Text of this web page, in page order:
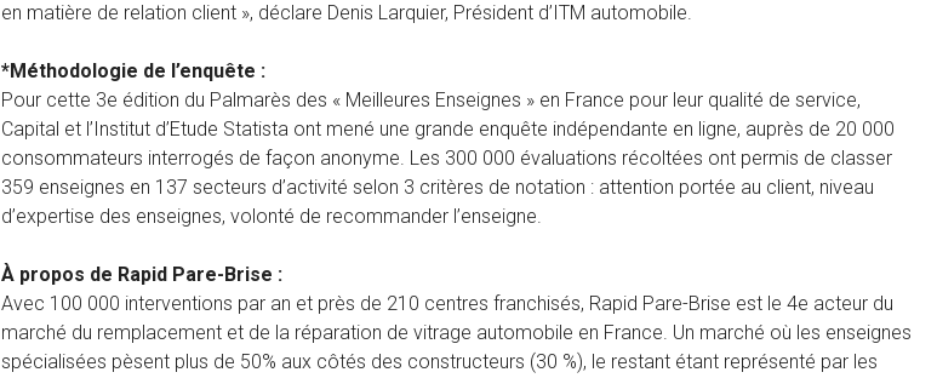
en matière de relation client », déclare Denis Larquier, Président d’ITM automobile.
*Méthodologie de l’enquête :
Pour cette 3e édition du Palmarès des « Meilleures Enseignes » en France pour leur qualité de service,
Capital et l’Institut d’Etude Statista ont mené une grande enquête indépendante en ligne, auprès de 20 000
consommateurs interrogés de façon anonyme. Les 300 000 évaluations récoltées ont permis de classer
359 enseignes en 137 secteurs d’activité selon 3 critères de notation : attention portée au client, niveau
d’expertise des enseignes, volonté de recommander l’enseigne.
À propos de Rapid Pare-Brise :
Avec 100 000 interventions par an et près de 210 centres franchisés, Rapid Pare-Brise est le 4e acteur du
marché du remplacement et de la réparation de vitrage automobile en France. Un marché où les enseignes
spécialisées pèsent plus de 50% aux côtés des constructeurs (30 %), le restant étant représenté par les